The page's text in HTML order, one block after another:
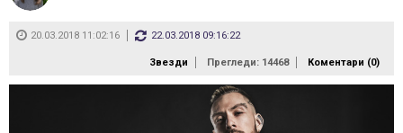
20.03.2018 11:02:16 22.03.2018 09:16:22
Звезди Прегледи: 14468 Коментари (0)